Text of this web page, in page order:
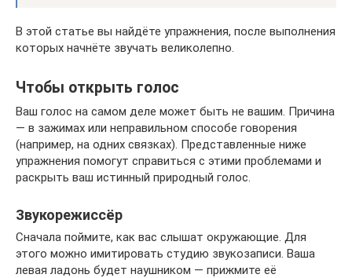
В этой статье вы найдёте упражнения, после выполнения
которых начнёте звучать великолепно.
Чтобы открыть голос
Ваш голос на самом деле может быть не вашим. Причина
— в зажимах или неправильном способе говорения
(например, на одних связках). Представленные ниже
упражнения помогут справиться с этими проблемами и
раскрыть ваш истинный природный голос.
Звукорежиссёр
Сначала поймите, как вас слышат окружающие. Для
этого можно имитировать студию звукозаписи. Ваша
левая ладонь будет наушником — прижмите её